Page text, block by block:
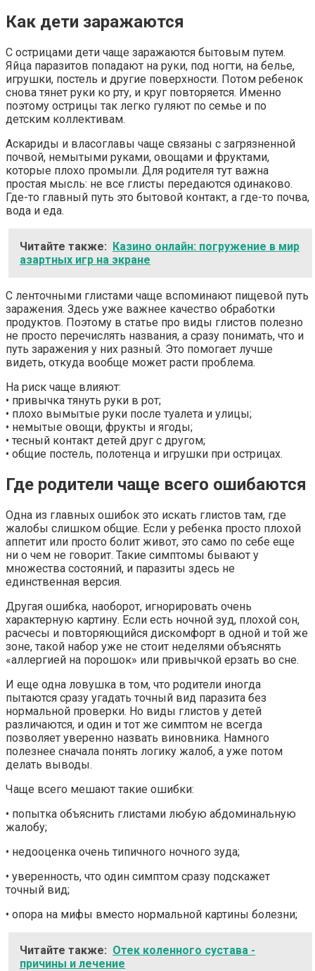
Как дети заражаются
С острицами дети чаще заражаются бытовым путем.
Яйца паразитов попадают на руки, под ногти, на белье,
игрушки, постель и другие поверхности. Потом ребенок
снова тянет руки ко рту, и круг повторяется. Именно
поэтому острицы так легко гуляют по семье и по
детским коллективам.
Аскариды и власоглавы чаще связаны с загрязненной
почвой, немытыми руками, овощами и фруктами,
которые плохо промыли. Для родителя тут важна
простая мысль: не все глисты передаются одинаково.
Где-то главный путь это бытовой контакт, а где-то почва,
вода и еда.
Читайте также:
Казино онлайн: погружение в мир
азартных игр на экране
С ленточными глистами чаще вспоминают пищевой путь
заражения. Здесь уже важнее качество обработки
продуктов. Поэтому в статье про виды глистов полезно
не просто перечислять названия, а сразу понимать, что и
путь заражения у них разный. Это помогает лучше
видеть, откуда вообще может расти проблема.
На риск чаще влияют:
• привычка тянуть руки в рот;
• плохо вымытые руки после туалета и улицы;
• немытые овощи, фрукты и ягоды;
• тесный контакт детей друг с другом;
• общие постель, полотенца и игрушки при острицах.
Где родители чаще всего ошибаются
Одна из главных ошибок это искать глистов там, где
жалобы слишком общие. Если у ребенка просто плохой
аппетит или просто болит живот, это само по себе еще
ни о чем не говорит. Такие симптомы бывают у
множества состояний, и паразиты здесь не
единственная версия.
Другая ошибка, наоборот, игнорировать очень
характерную картину. Если есть ночной зуд, плохой сон,
расчесы и повторяющийся дискомфорт в одной и той же
зоне, такой набор уже не стоит неделями объяснять
«аллергией на порошок» или привычкой ерзать во сне.
И еще одна ловушка в том, что родители иногда
пытаются сразу угадать точный вид паразита без
нормальной проверки. Но виды глистов у детей
различаются, и один и тот же симптом не всегда
позволяет уверенно назвать виновника. Намного
полезнее сначала понять логику жалоб, а уже потом
делать выводы.
Чаще всего мешают такие ошибки:
• попытка объяснить глистами любую абдоминальную
жалобу;
• недооценка очень типичного ночного зуда;
• уверенность, что один симптом сразу подскажет
точный вид;
• опора на мифы вместо нормальной картины болезни;
Читайте также: Отек коленного сустава -
причины и лечение